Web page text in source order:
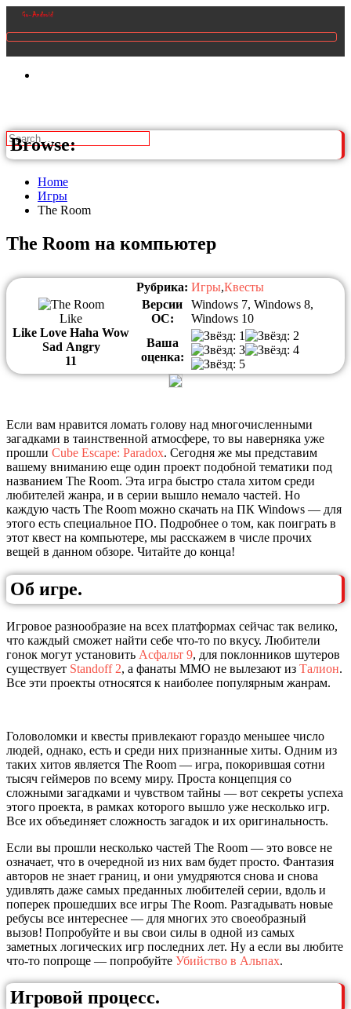
Browse:
Home
Игры
The Room
The Room на компьютер
Like
Like Love Haha Wow
Sad Angry
11
Рубрика: Игры,Квесты
Версии
ОС:
Windows 7, Windows 8,
Windows 10
Ваша
оценка:
Если вам нравится ломать голову над многочисленными
загадками в таинственной атмосфере, то вы наверняка уже
прошли Cube Escape: Paradox. Сегодня же мы представим
вашему вниманию еще один проект подобной тематики под
названием The Room. Эта игра быстро стала хитом среди
любителей жанра, и в серии вышло немало частей. Но
каждую часть The Room можно скачать на ПК Windows — для
этого есть специальное ПО. Подробнее о том, как поиграть в
этот квест на компьютере, мы расскажем в числе прочих
вещей в данном обзоре. Читайте до конца!
Об игре.
Игровое разнообразие на всех платформах сейчас так велико,
что каждый сможет найти себе что-то по вкусу. Любители
гонок могут установить Асфальт 9, для поклонников шутеров
существует Standoff 2, а фанаты MMO не вылезают из Талион.
Все эти проекты относятся к наиболее популярным жанрам.
Головоломки и квесты привлекают гораздо меньшее число
людей, однако, есть и среди них признанные хиты. Одним из
таких хитов является The Room — игра, покорившая сотни
тысяч геймеров по всему миру. Проста концепция со
сложными загадками и чувством тайны — вот секреты успеха
этого проекта, в рамках которого вышло уже несколько игр.
Все их объединяет сложность загадок и их оригинальность.
Если вы прошли несколько частей The Room — это вовсе не
означает, что в очередной из них вам будет просто. Фантазия
авторов не знает границ, и они умудряются снова и снова
удивлять даже самых преданных любителей серии, вдоль и
поперек прошедших все игры The Room. Разгадывать новые
ребусы все интереснее — для многих это своеобразный
вызов! Попробуйте и вы свои силы в одной из самых
заметных логических игр последних лет. Ну а если вы любите
что-то попроще — попробуйте Убийство в Альпах.
Игровой процесс.